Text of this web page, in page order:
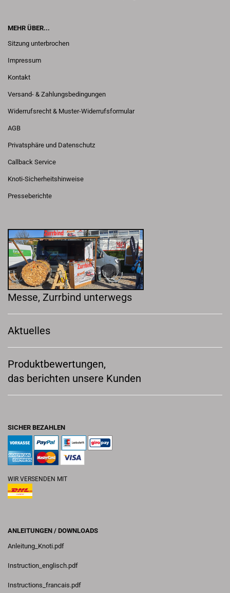
MEHR ÜBER...
Sitzung unterbrochen
Impressum
Kontakt
Versand- & Zahlungsbedingungen
Widerrufsrecht & Muster-Widerrufsformular
AGB
Privatsphäre und Datenschutz
Callback Service
Knoti-Sicherheitshinweise
Presseberichte
Messe, Zurrbind unterwegs
Aktuelles
Produktbewertungen,
das berichten unsere Kunden
SICHER BEZAHLEN
WIR VERSENDEN MIT
ANLEITUNGEN / DOWNLOADS
Anleitung_Knoti.pdf
Instruction_englisch.pdf
Instructions_francais.pdf